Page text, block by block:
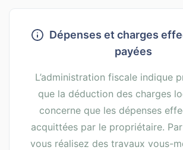
Dépenses et charges
payées
L’administration fiscale indique
que la déduction des charges
concerne que les dépenses
acquittées par le propriétaire.
vous réalisez des travaux vous-